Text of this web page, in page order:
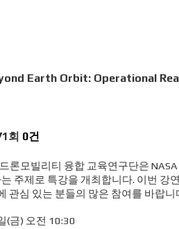
Earth Orbit: Operational
회 0건
론모빌리티 융합 교육연구단은
주제로 특강을 개최합니다. 이번
관심 있는 분들의 많은 참여를 바랍니
(금) 오전 10:30